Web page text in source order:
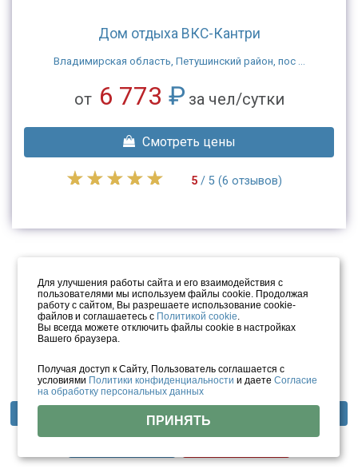
Дом отдыха ВКС-Кантри
Владимирская область, Петушинский район, пос ...
от 6 773 ₽ за чел/сутки
Смотреть цены
5/ 5 (6 отзывов)
Для улучшения работы сайта и его взаимодействия с
пользователями мы используем файлы cookie. Продолжая
работу с сайтом, Вы разрешаете использование cookie-
файлов и соглашаетесь с Политикой cookie.
Вы всегда можете отключить файлы cookie в настройках
Вашего браузера.
Получая доступ к Сайту, Пользователь соглашается с
условиями Политики конфиденциальности и даетеСогласие
на обработку персональных данных
ПРИНЯТЬ